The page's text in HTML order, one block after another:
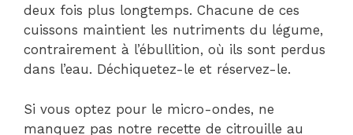
deux fois plus longtemps. Chacune de ces
cuissons maintient les nutriments du légume,
contrairement à l’ébullition, où ils sont perdus
dans l’eau. Déchiquetez-le et réservez-le.
Si vous optez pour le micro-ondes, ne
manquez pas notre recette de citrouille au